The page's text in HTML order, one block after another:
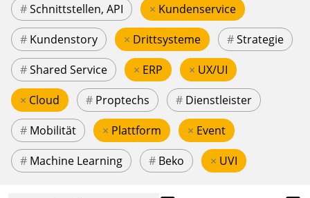
#Schnittstellen, API × Kundenservice
# Kundenstory × Drittsysteme #Strategie
#Shared Service × ERP × UX/UI
× Cloud # Proptechs # Dienstleister
# Mobilität × Plattform × Event
# Machine Learning # Beko × UVI